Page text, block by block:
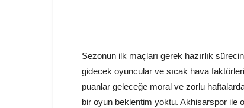
Sezonun ilk maçları gerek hazırlık
gidecek oyuncular ve sıcak hava
puanlar geleceğe moral ve zorlu
bir oyun beklentim yoktu. Akhisarspor ile